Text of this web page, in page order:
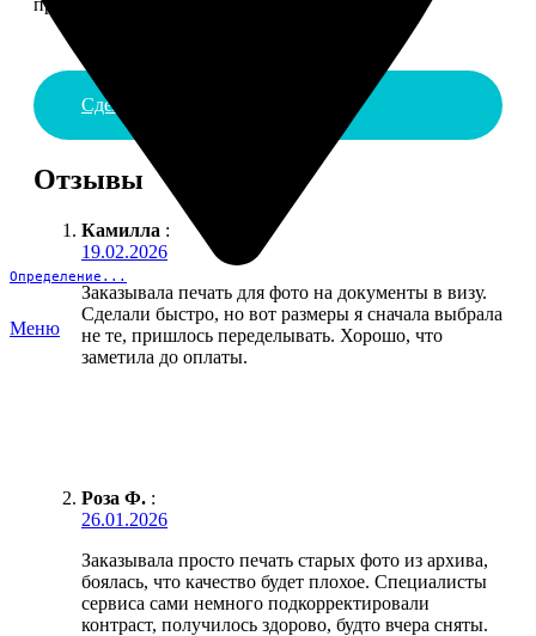
Определение...
Меню
Сделать заказ
Отзывы
Камилла :
19.02.2026
Заказывала печать для фото на документы в визу.
Сделали быстро, но вот размеры я сначала выбрала
не те, пришлось переделывать. Хорошо, что
заметила до оплаты.
Роза Ф. :
26.01.2026
Заказывала просто печать старых фото из архива,
боялась, что качество будет плохое. Специалисты
сервиса сами немного подкорректировали
контраст, получилось здорово, будто вчера сняты.